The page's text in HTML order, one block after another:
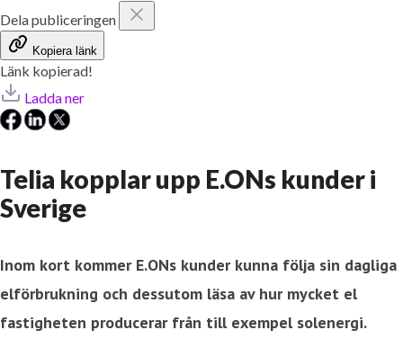
Dela publiceringen
Kopiera länk
Länk kopierad!
Ladda ner
Telia kopplar upp E.ONs kunder i
Sverige
Inom kort kommer E.ONs kunder kunna följa sin dagliga
elförbrukning och dessutom läsa av hur mycket el
fastigheten producerar från till exempel solenergi.